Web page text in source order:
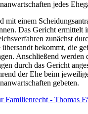
jedes
mit einem
Das Gericht ermittelt
zunächst
übersandt bekommt, die
Anschließend werden
durch das Gericht
der Ehe beim
gebeten.